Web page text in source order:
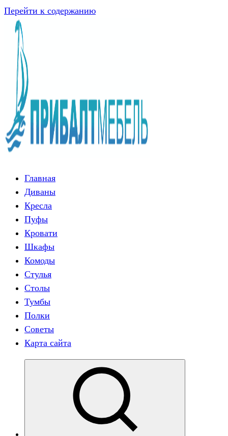
Перейти к содержанию
Главная
Диваны
Кресла
Пуфы
Кровати
Шкафы
Комоды
Стулья
Столы
Тумбы
Полки
Советы
Карта сайта